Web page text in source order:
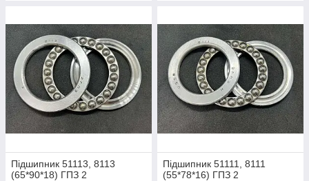
Підшипник 51113, 8113
(65*90*18) ГПЗ 2
Підшипник 51111, 8111
(55*78*16) ГПЗ 2